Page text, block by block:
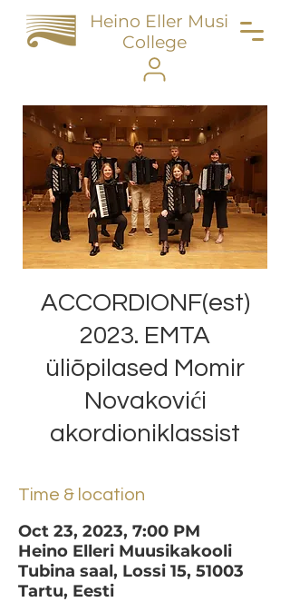
Heino Eller Music
College
ACCORDIONF(est)
2023. EMTA
üliõpilased Momir
Novakovići
akordioniklassist
Time & location
Oct 23, 2023, 7:00 PM
Heino Elleri Muusikakooli
Tubina saal, Lossi 15, 51003
Tartu, Eesti